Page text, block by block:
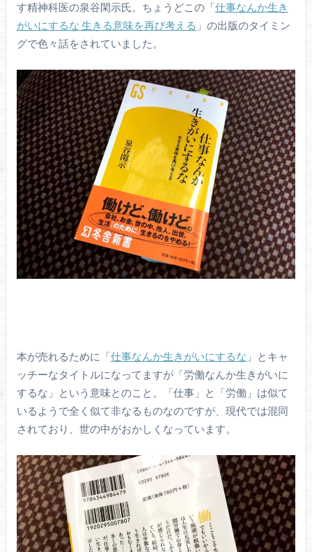
す精神科医の泉谷閑示氏。ちょうどこの「仕事なんか生き
がいにするな 生きる意味を再び考える 」の出版のタイミン
グで色々話をされていました。
本が売れるために「仕事なんか生きがいにするな 」とキャ
ッチーなタイトルになってますが「労働なんか生きがいに
するな」という意味とのこと。「仕事」と「労働」は似て
いるようで全く似て非なるものなのですが、現代では混同
されており、世の中がおかしくなっています。